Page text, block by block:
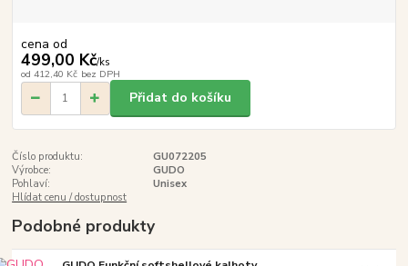
cena od
499,00 Kč/ks
od 412,40 Kč bez DPH
Přidat do košíku
Číslo produktu:
GU072205
Výrobce:
GUDO
Pohlaví:
Unisex
Hlídat cenu / dostupnost
Podobné produkty